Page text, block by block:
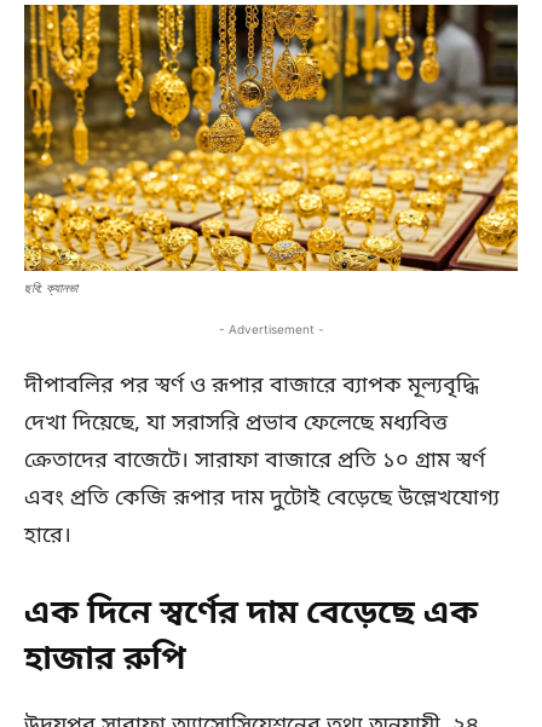
ছবি: ক্যানভা
- Advertisement -
দীপাবলির পর স্বর্ণ ও রূপার বাজারে ব্যাপক মূল্যবৃদ্ধি
দেখা দিয়েছে, যা সরাসরি প্রভাব ফেলেছে মধ্যবিত্ত
ক্রেতাদের বাজেটে। সারাফা বাজারে প্রতি ১০ গ্রাম স্বর্ণ
এবং প্রতি কেজি রূপার দাম দুটোই বেড়েছে উল্লেখযোগ্য
হারে।
এক দিনে স্বর্ণের দাম বেড়েছে এক
হাজার রুপি